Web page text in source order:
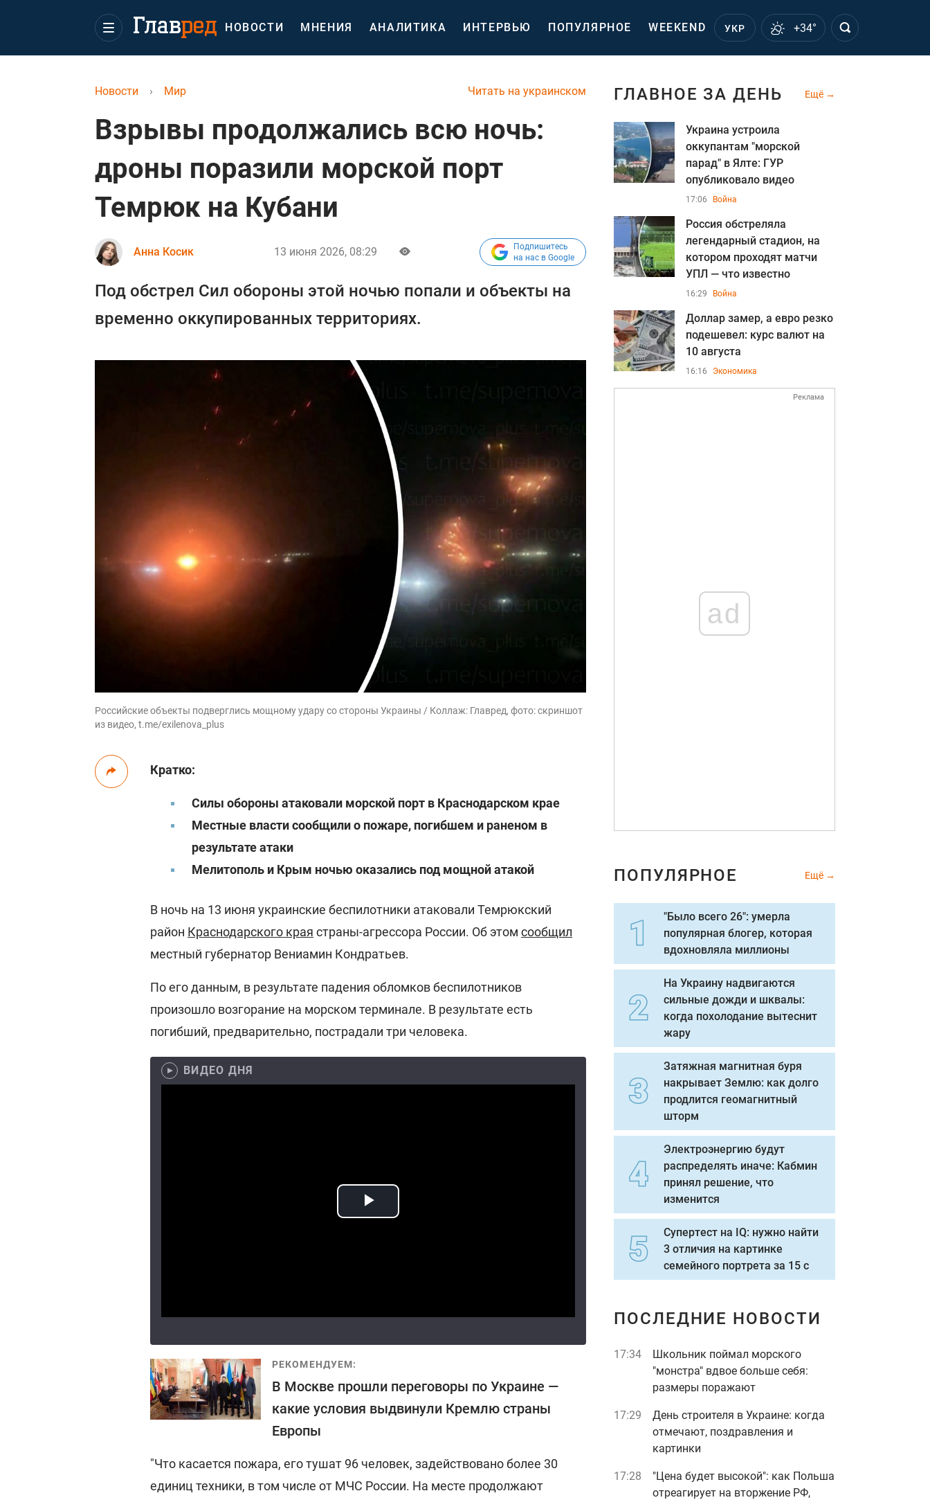
НОВОСТИ МНЕНИЯ АНАЛИТИКА ИНТЕРВЬЮ ПОПУЛЯРНОЕ WEEKEND УКР +34°
Читать на украинском
Новости › Мир
Взрывы продолжались всю ночь:
дроны поразили морской порт
Темрюк на Кубани
Анна Косик 13 июня 2026, 08:29
Подпишитесь
на нас в Google
Под обстрел Сил обороны этой ночью попали и объекты на
временно оккупированных территориях.
Российские объекты подверглись мощному удару со стороны Украины / Коллаж: Главред, фото: скриншот
из видео, t.me/exilenova_plus
Кратко:
Силы обороны атаковали морской порт в Краснодарском крае
Местные власти сообщили о пожаре, погибшем и раненом в
результате атаки
Мелитополь и Крым ночью оказались под мощной атакой
В ночь на 13 июня украинские беспилотники атаковали Темрюкский
район Краснодарского края страны-агрессора России. Об этом сообщил
местный губернатор Вениамин Кондратьев.
По его данным, в результате падения обломков беспилотников
произошло возгорание на морском терминале. В результате есть
погибший, предварительно, пострадали три человека.
ВИДЕО ДНЯ
РЕКОМЕНДУЕМ:
В Москве прошли переговоры по Украине —
какие условия выдвинули Кремлю страны
Европы
"Что касается пожара, его тушат 96 человек, задействовано более 30
единиц техники, в том числе от МЧС России. На месте продолжают
ГЛАВНОЕ ЗА ДЕНЬ Ещё
Украина устроила
оккупантам "морской
парад" в Ялте: ГУР
опубликовало видео
17:06 Война
Россия обстреляла
легендарный стадион, на
котором проходят матчи
УПЛ — что известно
16:29 Война
Доллар замер, а евро резко
подешевел: курс валют на
10 августа
16:16 Экономика
Реклама
ad
ПОПУЛЯРНОЕ Ещё
"Было всего 26": умерла
популярная блогер, которая
вдохновляла миллионы
На Украину надвигаются
сильные дожди и шквалы:
когда похолодание вытеснит
жару
Затяжная магнитная буря
накрывает Землю: как долго
продлится геомагнитный
шторм
Электроэнергию будут
распределять иначе: Кабмин
принял решение, что
изменится
Супертест на IQ: нужно найти
3 отличия на картинке
семейного портрета за 15 с
ПОСЛЕДНИЕ НОВОСТИ
17:34
Школьник поймал морского
"монстра" вдвое больше себя:
размеры поражают
17:29
День строителя в Украине: когда
отмечают, поздравления и
картинки
17:28
"Цена будет высокой": как Польша
отреагирует на вторжение РФ,